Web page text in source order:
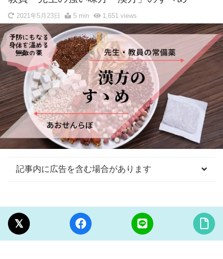
2021年5月23日 5 min 1,651views
記事内に広告を含む場合があります